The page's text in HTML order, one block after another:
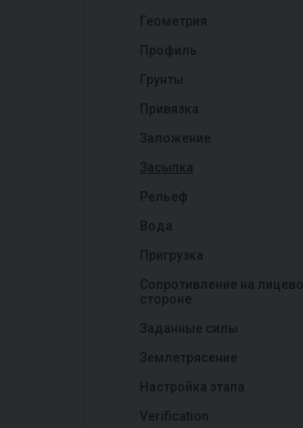
Геометрия
Профиль
Грунты
Привязка
Заложение
Засыпка
Рельеф
Вода
Пригрузка
Сопротивление на
стороне
Заданные силы
Землетрясение
Настройка этапа
Verification